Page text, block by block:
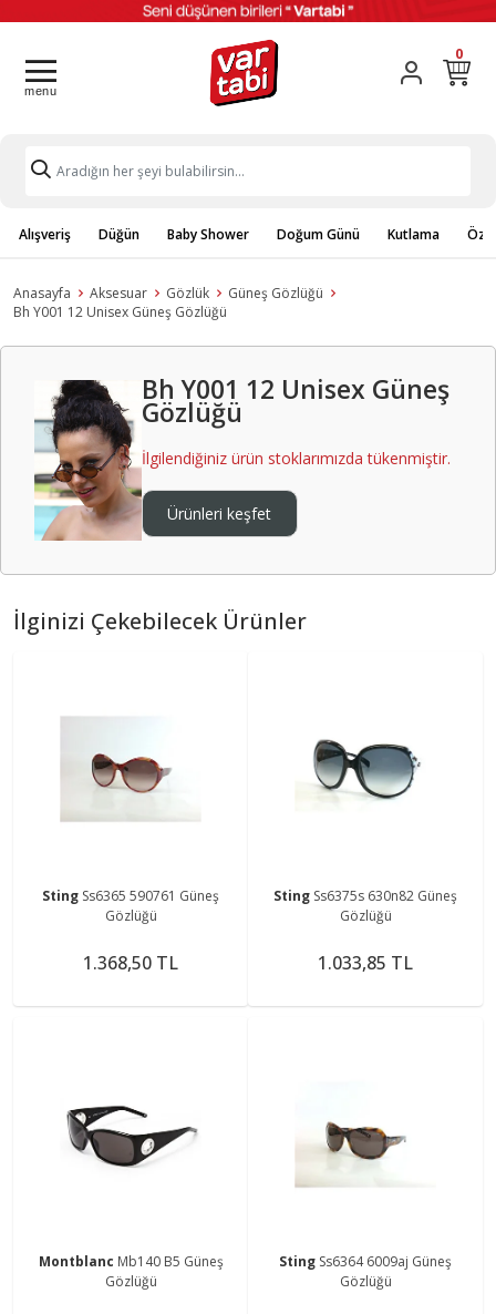
0
Alışveriş Düğün Baby Shower Doğum Günü Kutlama
Anasayfa Aksesuar Gözlük
Güneş Gözlüğü
Bh Y001 12 Unisex Güneş Gözlüğü
Bh Y001 12 Unisex Güneş
Gözlüğü
İlgilendiğiniz ürün stoklarımızda tükenmiştir.
Ürünleri keşfet
İlginizi Çekebilecek Ürünler
Sting Ss6365 590761 Güneş
Gözlüğü
1.368,50 TL
Sting Ss6375s 630n82 Güneş
Gözlüğü
1.033,85 TL
Montblanc Mb140 B5 Güneş
Gözlüğü
Sting Ss6364 6009aj Güneş
Gözlüğü